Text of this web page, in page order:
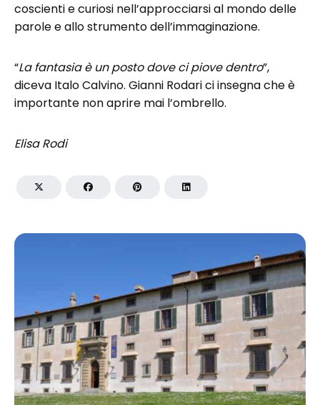
coscienti e curiosi nell’approcciarsi al mondo delle
parole e allo strumento dell’immaginazione.
“La fantasia è un posto dove ci piove dentro”,
diceva Italo Calvino. Gianni Rodari ci insegna che è
importante non aprire mai l’ombrello.
Elisa Rodi